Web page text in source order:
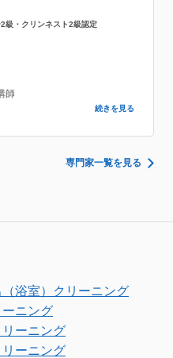
級・クリンネスト2級認定
師
ラクター
続きを見る
専門家一覧を見る
（浴室）クリーニング
ニング
ーニング
ーニング